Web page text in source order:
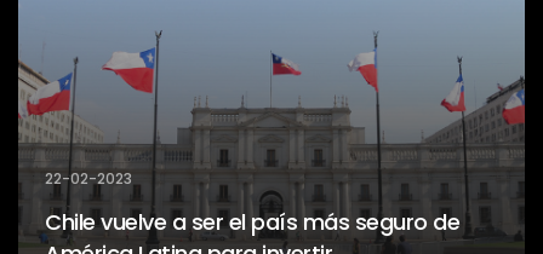
22-02-2023
Chile vuelve a ser el país más seguro de